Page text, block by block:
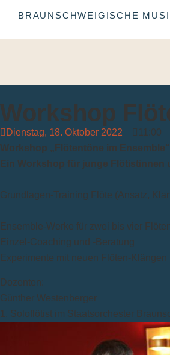
BRAUNSCHWEIGISCHE
Workshop
Dienstag, 18. Oktober 2022 11:00
Workshop „Flötentöne im Ensemble“
Ein Workshop für junge Flötistinnen
Grundlagen-Training Flöte (Ansatz,
Ensemble-Werke für zwei bis vier
Einzel-Coaching und -Beratung
Experimente mit neuen Flöten-Klängen
Dozenten:
Günther Westenberger
1. Soloflötist im Staatsorchester